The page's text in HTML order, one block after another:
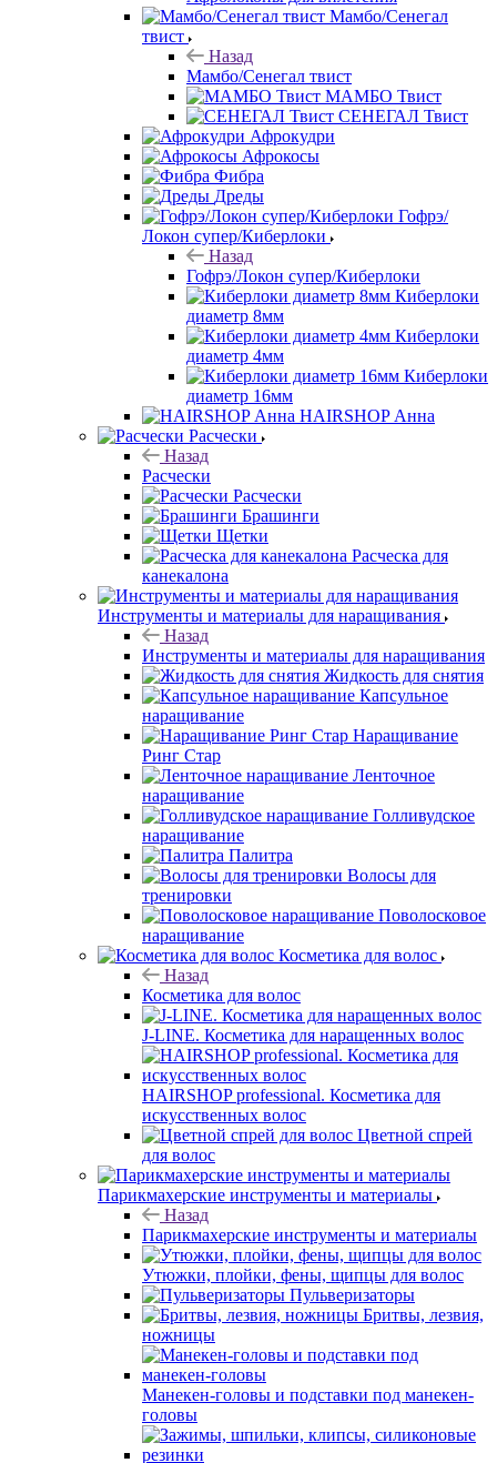
Мамбо/Сенегал
твист
Назад
Мамбо/Сенегал твист
МАМБО Твист
СЕНЕГАЛ Твист
Афрокудри
Афрокосы
Фибра
Дреды
Гофрэ/
Локон супер/Киберлоки
Назад
Гофрэ/Локон супер/Киберлоки
Киберлоки
диаметр 8мм
Киберлоки
диаметр 4мм
Киберлоки
диаметр 16мм
HAIRSHOP Анна
Расчески
Назад
Расчески
Расчески
Брашинги
Щетки
Расческа для
канекалона
Инструменты и материалы для наращивания
Назад
Инструменты и материалы для наращивания
Жидкость для снятия
Капсульное
наращивание
Наращивание
Ринг Стар
Ленточное
наращивание
Голливудское
наращивание
Палитра
Волосы для
тренировки
Поволосковое
наращивание
Косметика для волос
Назад
Косметика для волос
J-LINE. Косметика для наращенных волос
HAIRSHOP professional. Косметика для
искусственных волос
Цветной спрей
для волос
Парикмахерские инструменты и материалы
Назад
Парикмахерские инструменты и материалы
Утюжки, плойки, фены, щипцы для волос
Пульверизаторы
Бритвы, лезвия,
ножницы
Манекен-головы и подставки под манекен-
головы